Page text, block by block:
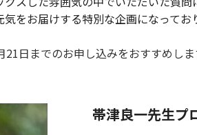
をお届けする特別な企画になって
日までのお申し込みをおすすめしま
帯津良一先生プ